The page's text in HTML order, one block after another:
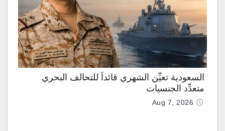
السعودية تعيِّن الشهري قائداً للتحالف البحري
متعدِّد الجنسيات
Aug 7, 2026